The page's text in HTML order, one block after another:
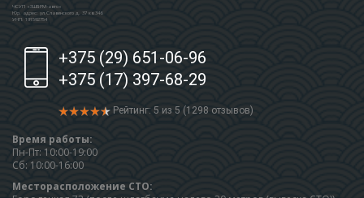
ЧСУП «ЗШБРМ-авто»
Юр. адрес: ул.Славинского д. 37 кв.346
УНП: 191592754
+375 (29) 651-06-96
+375 (17) 397-68-29
Рейтинг: 5 из 5 (1298 отзывов)
Время работы:
Пн-Пт: 10:00-19:00
Сб: 10:00-16:00
Месторасположение СТО: